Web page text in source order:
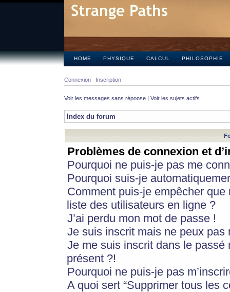
HOME PHYSIQUE CALCUL PHILOSOPHIE
Connexion Inscription
Voir les messages sans réponse | Voir les sujets actifs
Index du forum
Problèmes de connexion et
Pourquoi ne puis-je pas me
Pourquoi suis-je
Comment puis-je empêcher
liste des utilisateurs en ligne ?
J’ai perdu mon mot de passe !
Je suis inscrit mais ne peux pas
Je me suis inscrit dans le
présent ?!
Pourquoi ne puis-je pas
A quoi sert “Supprimer tous les